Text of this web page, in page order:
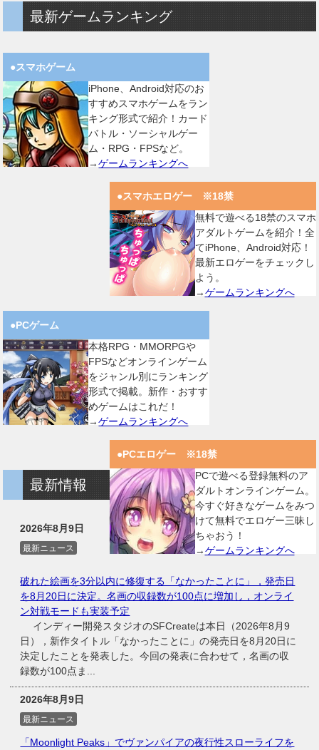
最新ゲームランキング
●スマホゲーム
iPhone、Android対応のお
すすめスマホゲームをラン
キング形式で紹介！カード
バトル・ソーシャルゲー
ム・RPG・FPSなど。
→ゲームランキングへ
●スマホエロゲー ※18禁
無料で遊べる18禁のスマホ
アダルトゲームを紹介！全
てiPhone、Android対応！
最新エロゲーをチェックし
よう。
→ゲームランキングへ
●PCゲーム
本格RPG・MMORPGや
FPSなどオンラインゲーム
をジャンル別にランキング
形式で掲載。新作・おすす
めゲームはこれだ！
→ゲームランキングへ
●PCエロゲー ※18禁
PCで遊べる登録無料のア
ダルトオンラインゲーム。
今すぐ好きなゲームをみつ
けて無料でエロゲー三昧し
ちゃおう！
→ゲームランキングへ
最新情報
2026年8月9日
最新ニュース
破れた絵画を3分以内に修復する「なかったことに」，発売日
を8月20日に決定。名画の収録数が100点に増加し，オンライ
ン対戦モードも実装予定
インディー開発スタジオのSFCreateは本日（2026年8月9
日），新作タイトル「なかったことに」の発売日を8月20日に
決定したことを発表した。今回の発表に合わせて，名画の収
録数が100点ま...
2026年8月9日
最新ニュース
「Moonlight Peaks」でヴァンパイアの夜行性スローライフを